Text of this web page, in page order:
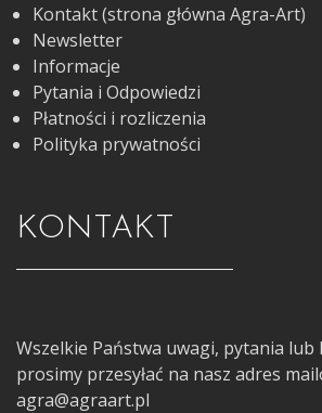
Kontakt (strona główna Agra-Art)
Newsletter
Informacje
Pytania i Odpowiedzi
Płatności i rozliczenia
Polityka prywatności
KONTAKT
Wszelkie Państwa uwagi, pytania
prosimy przesyłać na nasz adres
agra@agraart.pl